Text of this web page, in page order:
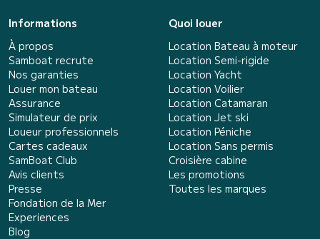
Informations
À propos
Samboat recrute
Nos garanties
Louer mon bateau
Assurance
Simulateur de prix
Loueur professionnels
Cartes cadeaux
SamBoat Club
Avis clients
Presse
Fondation de la Mer
Experiences
Blog
Quoi louer
Location Bateau à moteur
Location Semi-rigide
Location Yacht
Location Voilier
Location Catamaran
Location Jet ski
Location Péniche
Location Sans permis
Croisière cabine
Les promotions
Toutes les marques